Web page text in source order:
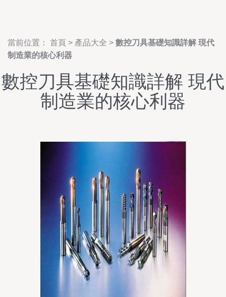
當前位置： 首頁 > 產品大全 > 數控刀具基礎知識詳解 現代
制造業的核心利器
數控刀具基礎知識詳解 現代
制造業的核心利器